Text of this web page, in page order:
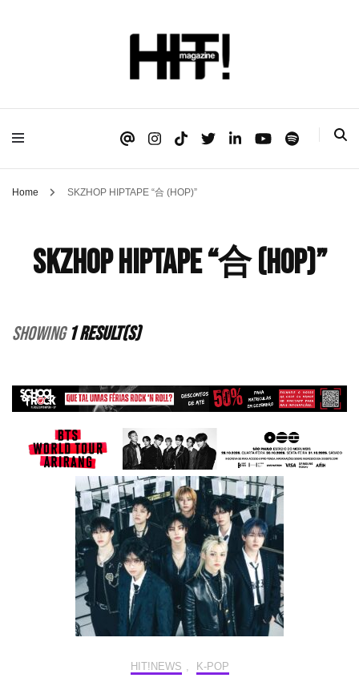
HIT!Magazine
Home SKZHOP HIPTAPE “合 (HOP)”
SKZHOP HIPTAPE “合 (HOP)”
Showing1 Result(s)
HIT!NEWS K-POP